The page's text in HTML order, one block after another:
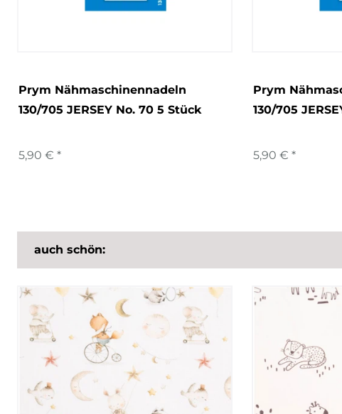
Prym Nähmaschinennadeln
130/705 JERSEY No. 70 5 Stück
5,90 € *
Prym
130/705
5,90 € *
auch schön: